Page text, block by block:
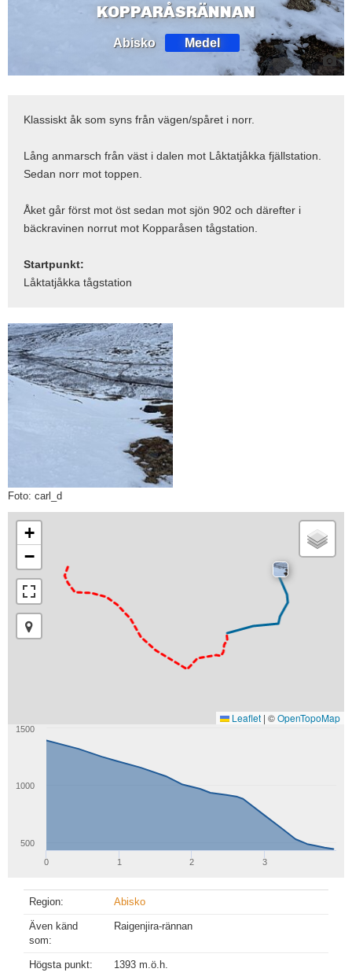
KOPPARÅSRÄNNAN
Abisko Medel
Klassiskt åk som syns från vägen/spåret i norr.
Lång anmarsch från väst i dalen mot Låktatjåkka fjällstation.
Sedan norr mot toppen.
Åket går först mot öst sedan mot sjön 902 och därefter i
bäckravinen norrut mot Kopparåsen tågstation.
Startpunkt:
Låktatjåkka tågstation
Foto: carl_d
+
−
Leaflet | ©OpenTopoMap
0 1 2 3
500
1000
1500
Region: Abisko
Även känd
som:
Raigenjira-rännan
Högsta punkt: 1393 m.ö.h.